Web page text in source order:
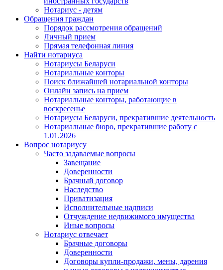
Нотариус - детям
Обращения граждан
Порядок рассмотрения обращений
Личный прием
Прямая телефонная линия
Найти нотариуса
Нотариусы Беларуси
Нотариальные конторы
Поиск ближайшей нотариальной конторы
Онлайн запись на прием
Нотариальные конторы, работающие в
воскресенье
Нотариусы Беларуси, прекратившие деятельность
Нотариальные бюро, прекратившие работу с
1.01.2026
Вопрос нотариусу
Часто задаваемые вопросы
Завещание
Доверенности
Брачный договор
Наследство
Приватизация
Исполнительные надписи
Отчуждение недвижимого имущества
Иные вопросы
Нотариус отвечает
Брачные договоры
Доверенности
Договоры купли-продажи, мены, дарения